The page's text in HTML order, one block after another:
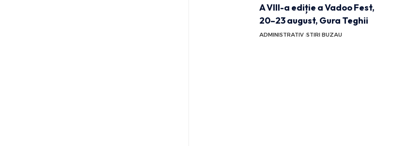
A VIII-a ediție a Vadoo Fest,
20–23 august, Gura Teghii
ADMINISTRATIV STIRI BUZAU